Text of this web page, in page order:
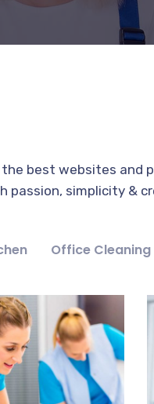
the best websites and
passion, simplicity &
Office Cleaning